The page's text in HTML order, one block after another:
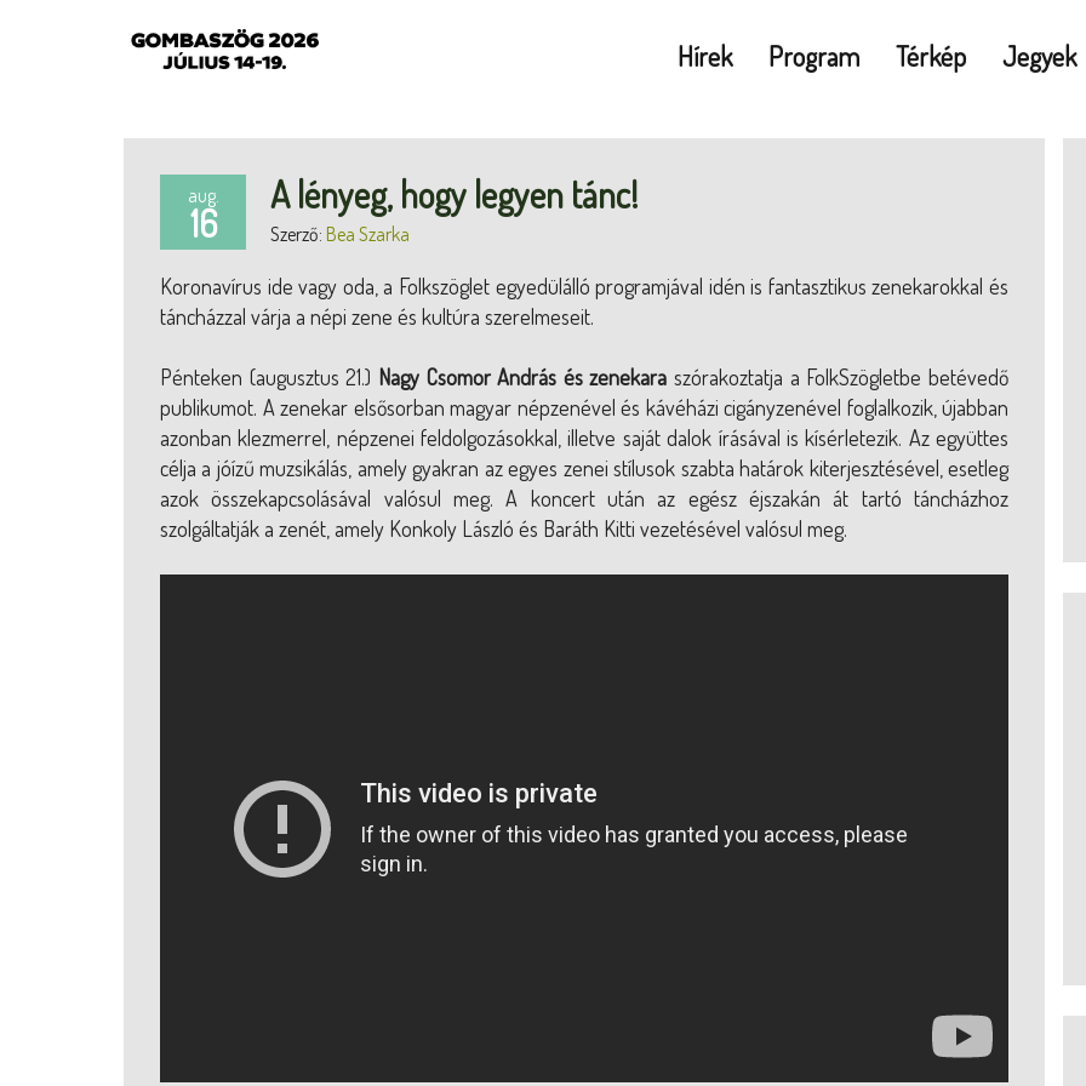
Hírek Program Térkép Jegyek
aug.
16
A lényeg, hogy legyen tánc!
Szerző: Bea Szarka
Koronavírus ide vagy oda, a Folkszöglet egyedülálló programjával idén is fantasztikus zenekarokkal és
táncházzal várja a népi zene és kultúra szerelmeseit.
Pénteken (augusztus 21.) Nagy Csomor András és zenekara szórakoztatja a FolkSzögletbe betévedő
publikumot. A zenekar elsősorban magyar népzenével és kávéházi cigányzenével foglalkozik, újabban
azonban klezmerrel, népzenei feldolgozásokkal, illetve saját dalok írásával is kísérletezik. Az együttes
célja a jóízű muzsikálás, amely gyakran az egyes zenei stílusok szabta határok kiterjesztésével, esetleg
azok összekapcsolásával valósul meg. A koncert után az egész éjszakán át tartó táncházhoz
szolgáltatják a zenét, amely Konkoly László és Baráth Kitti vezetésével valósul meg.